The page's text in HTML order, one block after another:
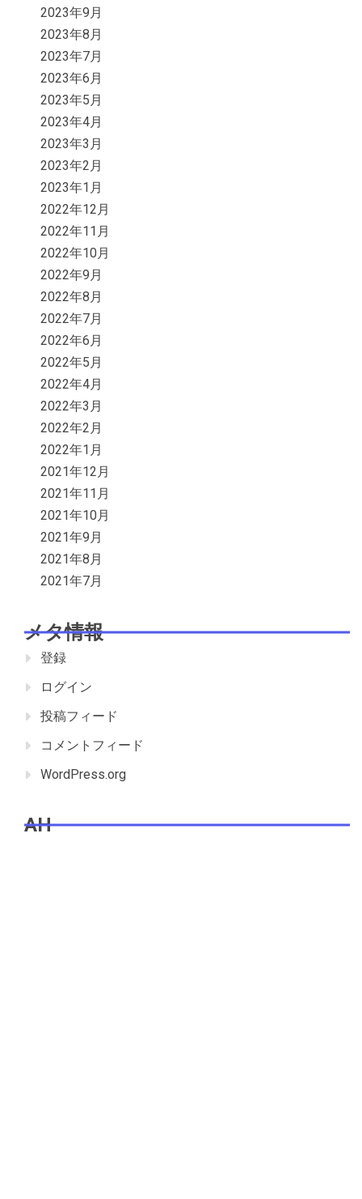
2023年9月
2023年8月
2023年7月
2023年6月
2023年5月
2023年4月
2023年3月
2023年2月
2023年1月
2022年12月
2022年11月
2022年10月
2022年9月
2022年8月
2022年7月
2022年6月
2022年5月
2022年4月
2022年3月
2022年2月
2022年1月
2021年12月
2021年11月
2021年10月
2021年9月
2021年8月
2021年7月
メタ情報
登録
ログイン
投稿フィード
コメントフィード
WordPress.org
AH